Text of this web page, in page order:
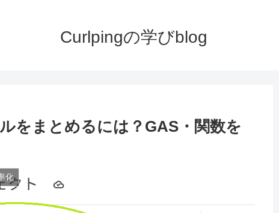
Curlpingの学びblog
をまとめるには？GAS・関数を
化